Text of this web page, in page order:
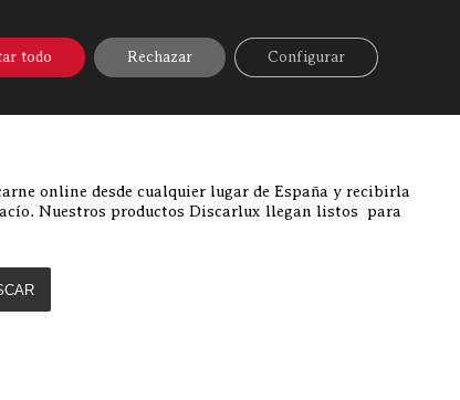
online desde cualquier lugar de España y recibirla
Nuestros productos Discarlux llegan listos para
todo Rechazar Configurar